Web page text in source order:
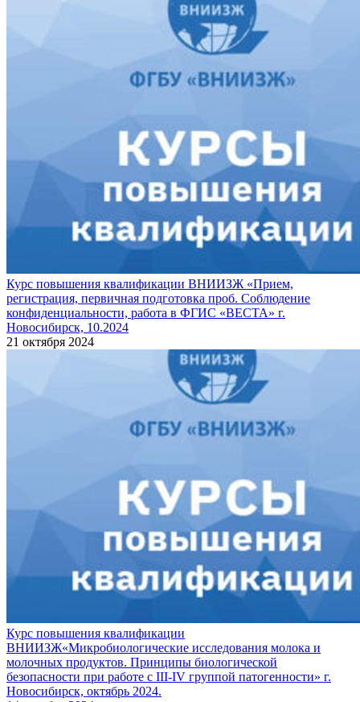
Курс повышения квалификации ВНИИЗЖ «Прием,
регистрация, первичная подготовка проб. Соблюдение
конфиденциальности, работа в ФГИС «ВЕСТА» г.
Новосибирск, 10.2024
21 октября 2024
Курс повышения квалификации
ВНИИЗЖ«Микробиологические исследования молока и
молочных продуктов. Принципы биологической
безопасности при работе с ІІІ-ІV группой патогенности» г.
Новосибирск, октябрь 2024.